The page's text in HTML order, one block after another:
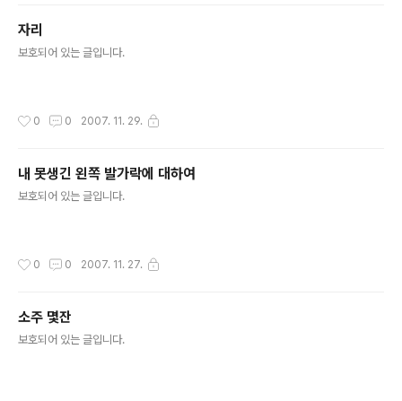
자리
보호되어 있는 글입니다.
0 0 2007. 11. 29.
내 못생긴 왼쪽 발가락에 대하여
보호되어 있는 글입니다.
0 0 2007. 11. 27.
소주 몇잔
보호되어 있는 글입니다.